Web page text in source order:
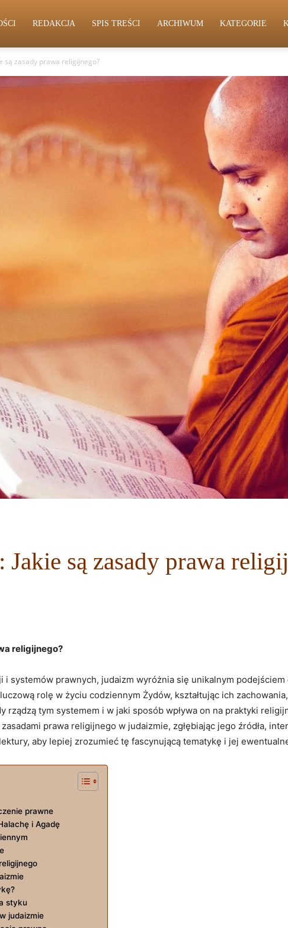
REDAKCJA SPIS TREŚCI ARCHIWUM KATEGORIE
są zasady prawa religijnego?
Jakie są zasady prawa
religijnego?
i systemów prawnych, judaizm wyróżnia się ⁤unikalnym
rolę w życiu codziennym Żydów, kształtując ich
rządzą tym⁤ systemem ⁣i w ‍jaki sposób wpływa on na praktyki
prawa ‍religijnego​ w judaizmie, zgłębiając jego źródła,
‌aby lepiej zrozumieć tę fascynującą ‌tematykę i jej⁢
prawne
i Agadę
styku
judaizmie